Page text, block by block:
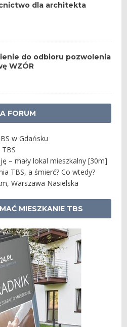
dla architekta
do odbioru pozwolenia
WZÓR
FORUM
w Gdańsku
– mały lokal mieszkalny [30m]
TBS, a śmierć? Co wtedy?
Warszawa Nasielska
MIESZKANIE TBS